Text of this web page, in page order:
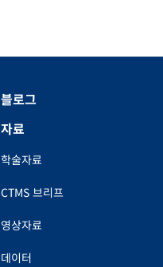
블로그
자료
학술자료
CTMS 브리프
영상자료
데이터